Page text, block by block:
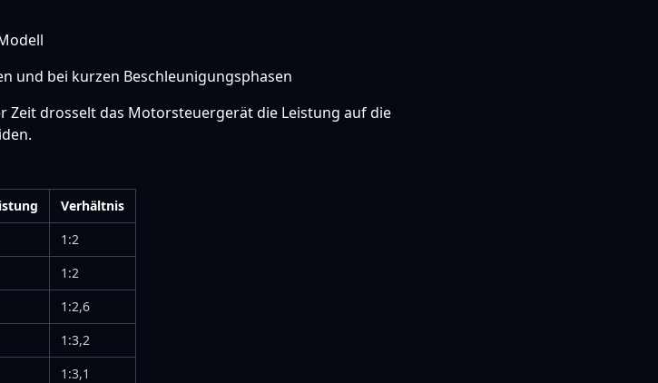
und bei kurzen Beschleunigungsphasen
Zeit drosselt das Motorsteuergerät die Leistung auf die
Verhältnis
1:2
1:2
1:2,6
1:3,2
1:3,1